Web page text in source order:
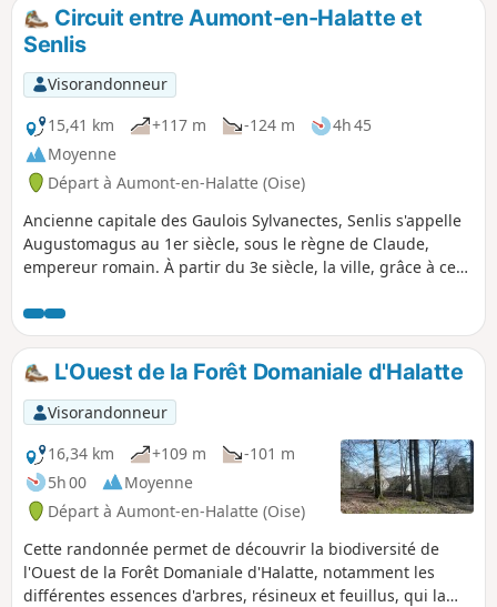
Circuit entre Aumont-en-Halatte et
Senlis
Visorandonneur
15,41 km
+117 m -124 m
4h 45
Moyenne
Départ à Aumont-en-Halatte (Oise)
Ancienne capitale des Gaulois Sylvanectes, Senlis s'appelle
Augustomagus au 1er siècle, sous le règne de Claude,
empereur romain. À partir du 3e siècle, la ville, grâce à ces
mieux conservées de la Gaule du nord. La date de
construction n'a toujours pas pu être déterminée. Il reste
certain, comme il a déjà été établi au XIXe siècle, que la
construction est postérieure au passage des hordes
germaniques de 275-276, et postérieure à l'an 278, résiste
aux invasions barbares, puis aux raids Normands. L'histoire
de Senlis est riche de dix siècles de présence royale
quasiment ininterrompue. La ville était le siège d'un
château ou d'un palais mérovingien puis carolingien dès le
haut Moyen Âge, complètement disparu et sans preuves
archéologiques certaines, mais mentionné dans nombre
d'actes et documents anciens.
L'Ouest de la Forêt Domaniale d'Halatte
Visorandonneur
16,34 km
+109 m
-101 m
5h 00
Moyenne
Départ à Aumont-en-Halatte (Oise)
Cette randonnée permet de découvrir la biodiversité de
l'Ouest de la Forêt Domaniale d'Halatte, notamment les
différentes essences d'arbres, résineux et feuillus, qui la